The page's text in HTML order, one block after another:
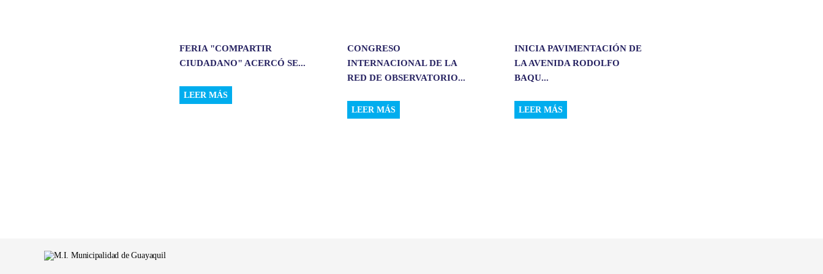
FERIA "COMPARTIR
CIUDADANO" ACERCÓ SE...
LEER MÁS
CONGRESO
INTERNACIONAL DE LA
RED DE OBSERVATORIO...
LEER MÁS
INICIA PAVIMENTACIÓN DE
LA AVENIDA RODOLFO
BAQU...
LEER MÁS